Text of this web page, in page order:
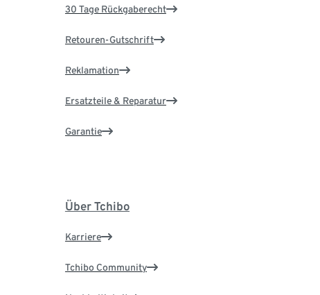
30 Tage Rückgaberecht
Retouren-Gutschrift
Reklamation
Ersatzteile & Reparatur
Garantie
Über Tchibo
Karriere
Tchibo Community